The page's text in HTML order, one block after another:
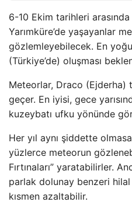
6-10 Ekim tarihleri
Yarımküre’de yaşayanlar
gözlemleyebilecek. En
(Türkiye’de) oluşması
Meteorlar, Draco (Ejderha)
geçer. En iyisi, gece
kuzeybatı ufku yönünde
Her yıl aynı şiddette
yüzlerce meteorun
Fırtınaları” yaratabilirler.
parlak dolunay benzeri
kısmen azaltabilir.